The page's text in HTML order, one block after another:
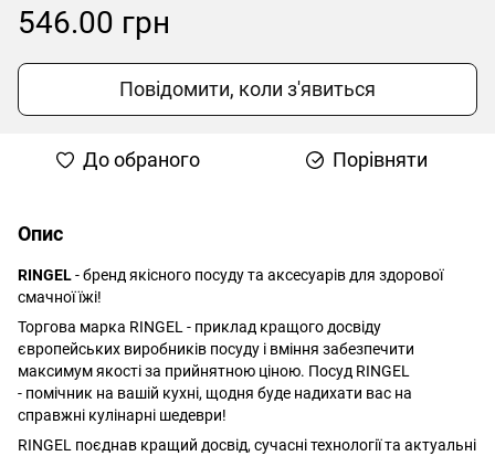
546.00 грн
Повідомити, коли з'явиться
До обраного Порівняти
Опис
RINGEL- бренд якісного посуду та аксесуарів для здорової
смачної їжі!
Торгова марка RINGEL - приклад кращого досвіду
європейських виробників посуду і вміння забезпечити
максимум якості за прийнятною ціною. Посуд RINGEL
- помічник на вашій кухні, щодня буде надихати вас на
справжні кулінарні шедеври!
RINGEL поєднав кращий досвід, сучасні технології та актуальні